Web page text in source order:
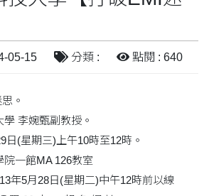
05-15 分類 : 點閱 : 640
。
李婉甄副教授。
日(星期三)上午10時至12時。
一館MA 126教室
年5月28日(星期二)中午12時前以線